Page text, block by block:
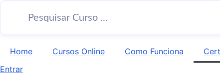
Home Cursos Online Como Funciona
Entrar